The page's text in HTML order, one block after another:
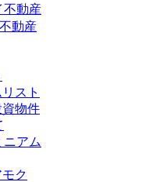
不動産
動産
スト
物件
アム
ク